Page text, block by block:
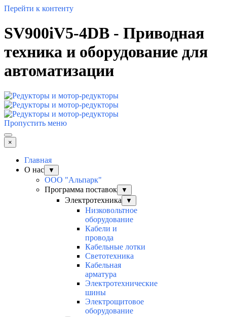
Перейти к контенту
SV900iV5-4DB - Приводная
техника и оборудование для
автоматизации
Пропустить меню
×
Главная
О нас
▼
ООО "Альпарк"
Программа поставок
▼
Электротехника ▼
Низковольтное
оборудование
Кабели и
провода
Кабельные лотки
Светотехника
Кабельная
арматура
Электротехнические
шины
Электрощитовое
оборудование